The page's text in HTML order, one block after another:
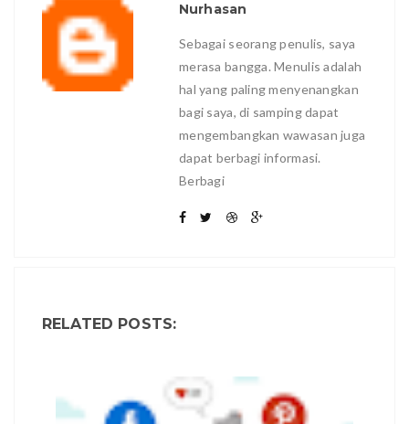
Nurhasan
Sebagai seorang penulis, saya
merasa bangga. Menulis adalah
hal yang paling menyenangkan
bagi saya, di samping dapat
mengembangkan wawasan juga
dapat berbagi informasi.
Berbagi
RELATED POSTS: